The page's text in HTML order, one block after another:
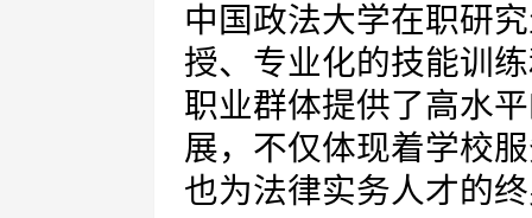
中国政法大学在职研
授、专业化的技能训
职业群体提供了高水
展，不仅体现着学校
也为法律实务人才的